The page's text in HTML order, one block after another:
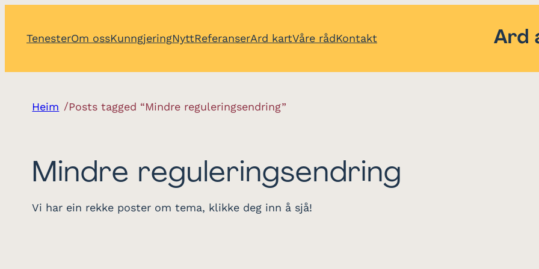
TenesterOm ossKunngjeringNyttReferanserArd kartVåre rådKontakt
Heim /Posts tagged “Mindre reguleringsendring”
Mindre reguleringsendring
Vi har ein rekke poster om tema, klikke deg inn å sjå!